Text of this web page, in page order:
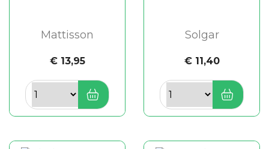
Mattisson
€ 13,95
Solgar
€ 11,40